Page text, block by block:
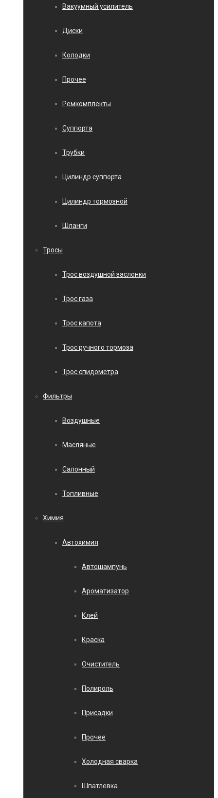
Вакуумный усилитель
Диски
Колодки
Прочее
Ремкомплекты
Суппорта
Трубки
Цилиндр суппорта
Цилиндр тормозной
Шланги
Тросы
Трос воздушной заслонки
Трос газа
Трос капота
Трос ручного тормоза
Трос спидометра
Фильтры
Воздушные
Масляные
Салонный
Топливные
Химия
Автохимия
Автошампунь
Ароматизатор
Клей
Краска
Очиститель
Полироль
Присадки
Прочее
Холодная сварка
Шпатлевка